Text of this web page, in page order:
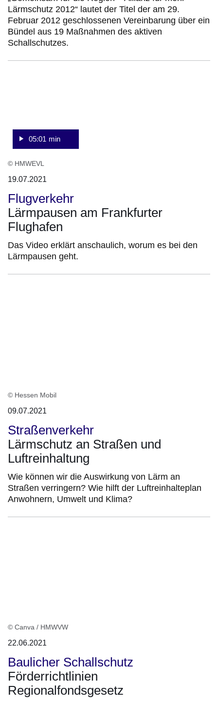
Lärmschutz 2012“ lautet der Titel der am 29.
Februar 2012 geschlossenen Vereinbarung über ein
Bündel aus 19 Maßnahmen des aktiven
Schallschutzes.
05:01 min
© HMWEVL
19.07.2021
Flugverkehr
Lärmpausen am Frankfurter
Flughafen
Das Video erklärt anschaulich, worum es bei den
Lärmpausen geht.
© Hessen Mobil
09.07.2021
Straßenverkehr
Lärmschutz an Straßen und
Luftreinhaltung
Wie können wir die Auswirkung von Lärm an
Straßen verringern? Wie hilft der Luftreinhalteplan
Anwohnern, Umwelt und Klima?
© Canva / HMWVW
22.06.2021
Baulicher Schallschutz
Förderrichtlinien
Regionalfondsgesetz